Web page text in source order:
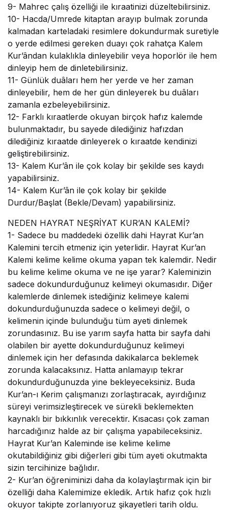
9- Mahrec çalış özelliği ile kıraatinizi düzeltebilirsiniz.
10- Hacda/Umrede kitaptan arayıp bulmak zorunda
kalmadan karteladaki resimlere dokundurmak suretiyle
o yerde edilmesi gereken duayı çok rahatça Kalem
Kur’ândan kulaklıkla dinleyebilir veya hoporlör ile hem
dinleyip hem de dinletebilirsiniz.
11- Günlük duâları hem her yerde ve her zaman
dinleyebilir, hem de her gün dinleyerek bu duâları
zamanla ezbeleyebilirsiniz.
12- Farklı kıraatlerde okuyan birçok hafız kalemde
bulunmaktadır, bu sayede dilediğiniz hafızdan
dilediğiniz kıraatde dinleyerek o kıraatde kendinizi
geliştirebilirsiniz.
13- Kalem Kur’ân ile çok kolay bir şekilde ses kaydı
yapabilirsiniz.
14- Kalem Kur’ân ile çok kolay bir şekilde
Durdur/Başlat (Bekle/Devam) yapabilirsiniz.
NEDEN HAYRAT NEŞRİYAT KUR’AN KALEMİ?
1- Sadece bu maddedeki özellik dahi Hayrat Kur’an
Kalemini tercih etmeniz için yeterlidir. Hayrat Kur’an
Kalemi kelime kelime okuma yapan tek kalemdir. Nedir
bu kelime kelime okuma ve ne işe yarar? Kaleminizin
sadece dokundurduğunuz kelimeyi okumasıdır. Diğer
kalemlerde dinlemek istediğiniz kelimeye kalemi
dokundurduğunuzda sadece o kelimeyi değil, o
kelimenin içinde bulunduğu tüm ayeti dinlemek
zorundasınız. Bu ise yarım sayfa hatta bir sayfa dahi
olabilen bir ayette dokundurduğunuz kelimeyi
dinlemek için her defasında dakikalarca beklemek
zorunda kalacaksınız. Hatta anlamayıp tekrar
dokundurduğunuzda yine bekleyeceksiniz. Buda
Kur’an-ı Kerim çalışmanızı zorlaştıracak, ayırdığınız
süreyi verimsizleştirecek ve sürekli beklemekten
kaynaklı bir bıkkınlık verecektir. Kısacası çok zaman
harcadığınız halde az bir çalışma yapabileceksiniz.
Hayrat Kur’an Kaleminde ise kelime kelime
okutabildiğiniz gibi diğerleri gibi tüm ayeti okutmakta
sizin tercihinize bağlıdır.
2- Kur’an öğreniminizi daha da kolaylaştırmak için bir
özelliği daha Kalemimize ekledik. Artık hafız çok hızlı
okuyor takipte zorlanıyoruz şikayetleri tarih oldu.